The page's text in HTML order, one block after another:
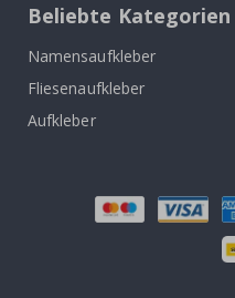
Beliebte Kategorien
Namensaufkleber
Fliesenaufkleber
Aufkleber